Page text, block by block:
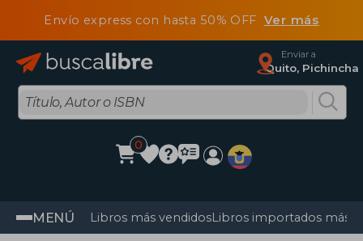
Envío express con hasta 50% OFF Ver más
Enviar a
Quito, Pichincha
0
MENÚ Libros más vendidosLibros importados más